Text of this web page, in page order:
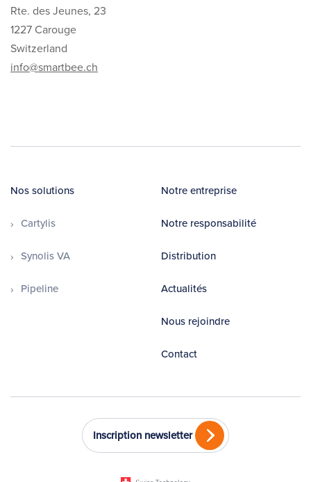
Rte. des Jeunes, 23
1227 Carouge
Switzerland
info@smartbee.ch
Nos solutions
Cartylis
Synolis VA
Pipeline
Notre entreprise
Notre responsabilité
Distribution
Actualités
Nous rejoindre
Contact
Inscription newsletter